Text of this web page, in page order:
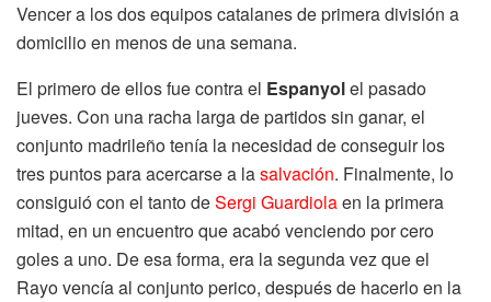
Vencer a los dos equipos catalanes de primera división a
domicilio en menos de una semana.
El primero de ellos fue contra el Espanyolel pasado
jueves. Con una racha larga de partidos sin ganar, el
conjunto madrileño tenía la necesidad de conseguir los
tres puntos para acercarse a lasalvación. Finalmente, lo
consiguió con el tanto deSergi Guardiolaen la primera
mitad, en un encuentro que acabó venciendo por cero
goles a uno. De esa forma, era la segunda vez que el
Rayo vencía al conjunto perico, después de hacerlo en la